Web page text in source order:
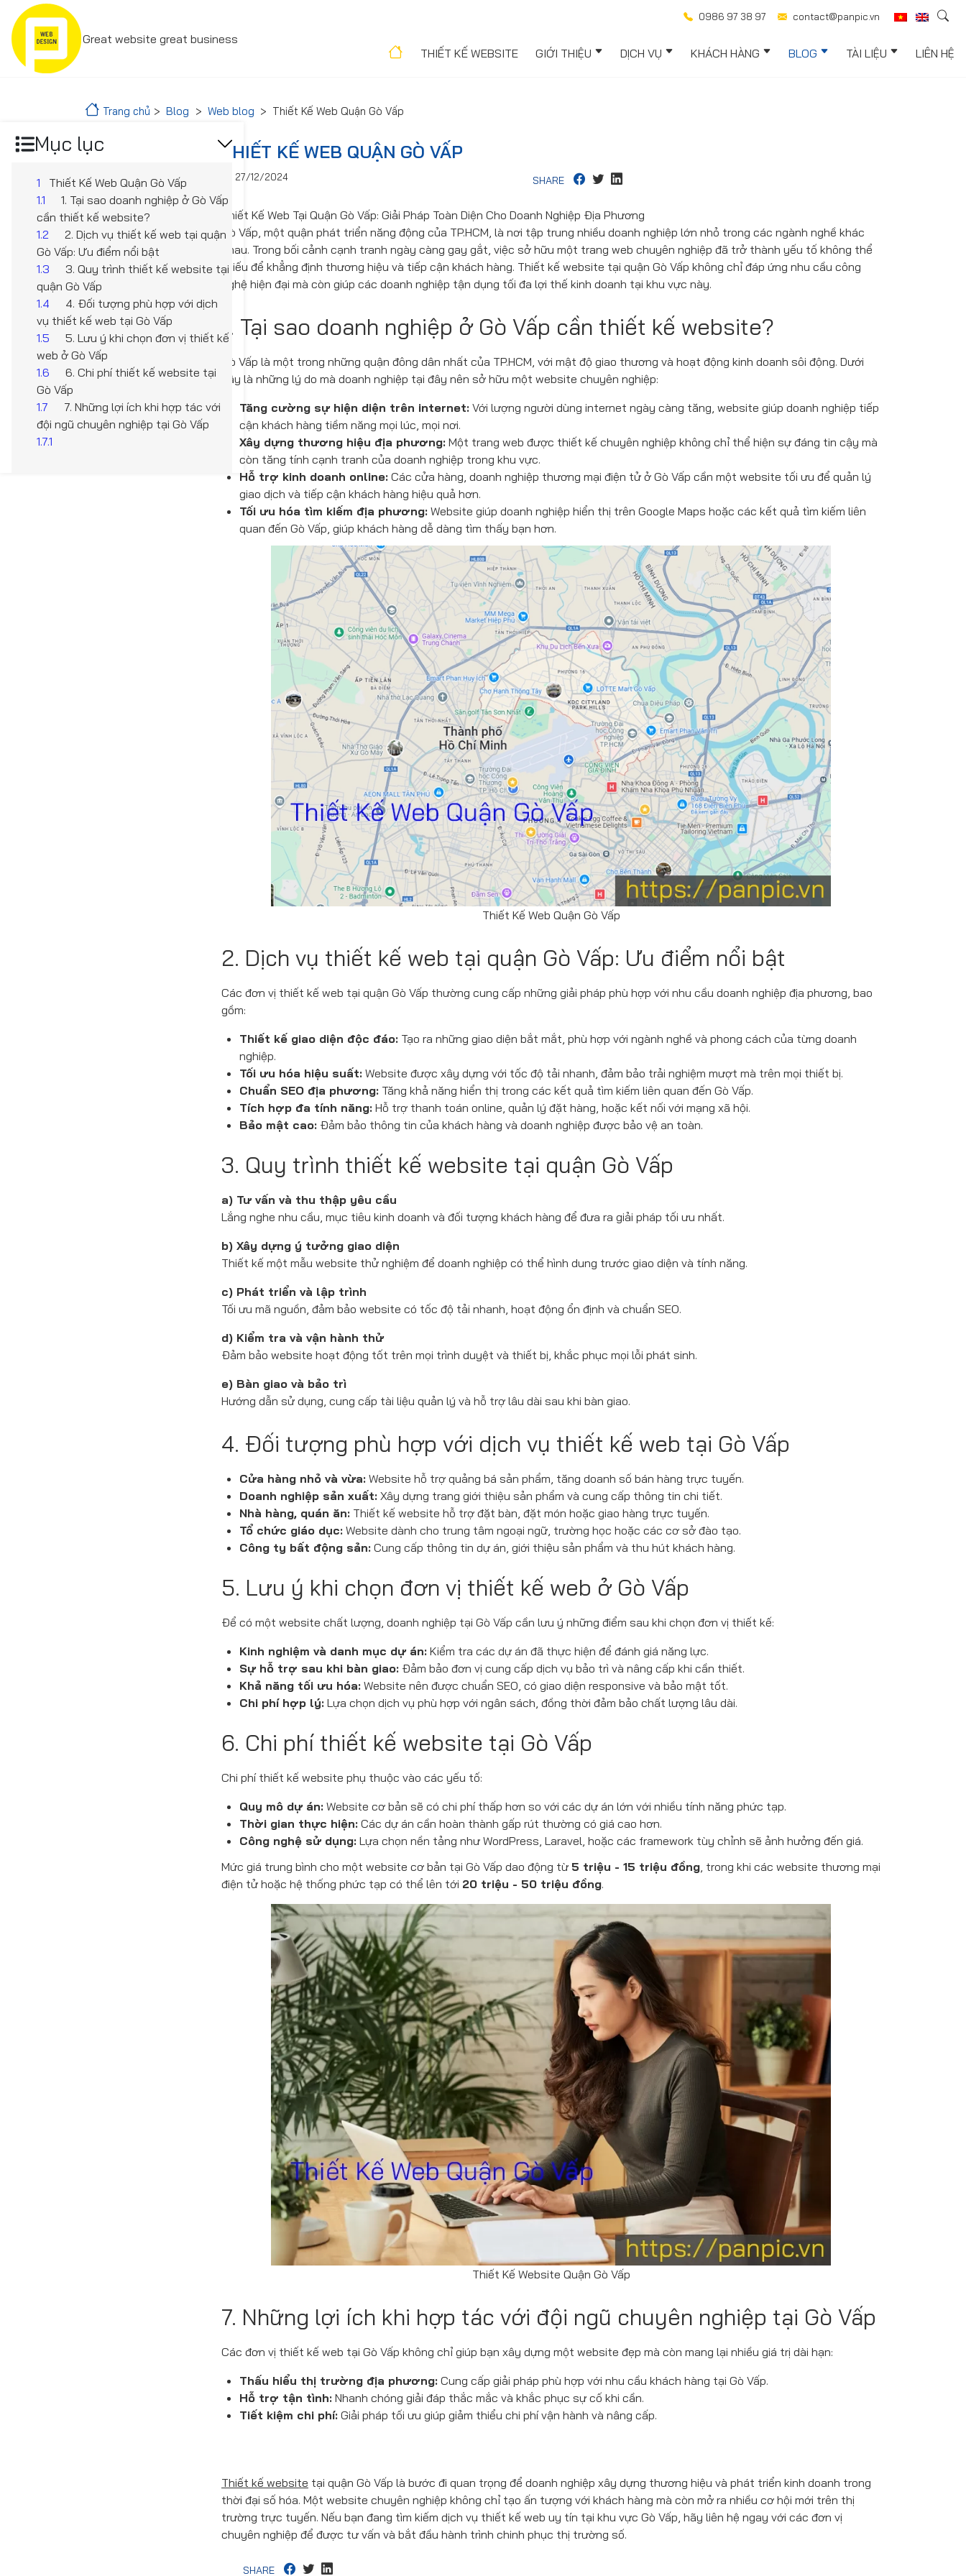
Great website great business
0986 97 38 97 contact@panpic.vn
THIẾT KẾ WEBSITE GIỚI THIỆU DỊCH VỤ KHÁCH HÀNG BLOG TÀI LIỆU LIÊN HỆ
Trang chủ Blog Web blog Thiết Kế Web Quận Gò Vấp
THIẾT KẾ WEB QUẬN GÒ VẤP
27/12/2024 SHARE
Thiết Kế Web Tại Quận Gò Vấp: Giải Pháp Toàn Diện Cho Doanh Nghiệp Địa Phương
Gò Vấp, một quận phát triển năng động của TP.HCM, là nơi tập trung nhiều doanh nghiệp lớn nhỏ trong các ngành nghề khác
nhau. Trong bối cảnh cạnh tranh ngày càng gay gắt, việc sở hữu một trang web chuyên nghiệp đã trở thành yếu tố không thể
thiếu để khẳng định thương hiệu và tiếp cận khách hàng. Thiết kế website tại quận Gò Vấp không chỉ đáp ứng nhu cầu công
nghệ hiện đại mà còn giúp các doanh nghiệp tận dụng tối đa lợi thế kinh doanh tại khu vực này.
1. Tại sao doanh nghiệp ở Gò Vấp cần thiết kế website?
Gò Vấp là một trong những quận đông dân nhất của TP.HCM, với mật độ giao thương và hoạt động kinh doanh sôi động. Dưới
đây là những lý do mà doanh nghiệp tại đây nên sở hữu một website chuyên nghiệp:
Tăng cường sự hiện diện trên internet: Với lượng người dùng internet ngày càng tăng, website giúp doanh nghiệp tiếp
cận khách hàng tiềm năng mọi lúc, mọi nơi.
Xây dựng thương hiệu địa phương: Một trang web được thiết kế chuyên nghiệp không chỉ thể hiện sự đáng tin cậy mà
còn tăng tính cạnh tranh của doanh nghiệp trong khu vực.
Hỗ trợ kinh doanh online: Các cửa hàng, doanh nghiệp thương mại điện tử ở Gò Vấp cần một website tối ưu để quản lý
giao dịch và tiếp cận khách hàng hiệu quả hơn.
Tối ưu hóa tìm kiếm địa phương: Website giúp doanh nghiệp hiển thị trên Google Maps hoặc các kết quả tìm kiếm liên
quan đến Gò Vấp, giúp khách hàng dễ dàng tìm thấy bạn hơn.
Thiết Kế Web Quận Gò Vấp
2. Dịch vụ thiết kế web tại quận Gò Vấp: Ưu điểm nổi bật
Các đơn vị thiết kế web tại quận Gò Vấp thường cung cấp những giải pháp phù hợp với nhu cầu doanh nghiệp địa phương, bao
gồm:
Thiết kế giao diện độc đáo: Tạo ra những giao diện bắt mắt, phù hợp với ngành nghề và phong cách của từng doanh
nghiệp.
Tối ưu hóa hiệu suất: Website được xây dựng với tốc độ tải nhanh, đảm bảo trải nghiệm mượt mà trên mọi thiết bị.
Chuẩn SEO địa phương: Tăng khả năng hiển thị trong các kết quả tìm kiếm liên quan đến Gò Vấp.
Tích hợp đa tính năng: Hỗ trợ thanh toán online, quản lý đặt hàng, hoặc kết nối với mạng xã hội.
Bảo mật cao: Đảm bảo thông tin của khách hàng và doanh nghiệp được bảo vệ an toàn.
3. Quy trình thiết kế website tại quận Gò Vấp
a) Tư vấn và thu thập yêu cầu
Lắng nghe nhu cầu, mục tiêu kinh doanh và đối tượng khách hàng để đưa ra giải pháp tối ưu nhất.
b) Xây dựng ý tưởng giao diện
Thiết kế một mẫu website thử nghiệm để doanh nghiệp có thể hình dung trước giao diện và tính năng.
c) Phát triển và lập trình
Tối ưu mã nguồn, đảm bảo website có tốc độ tải nhanh, hoạt động ổn định và chuẩn SEO.
d) Kiểm tra và vận hành thử
Đảm bảo website hoạt động tốt trên mọi trình duyệt và thiết bị, khắc phục mọi lỗi phát sinh.
e) Bàn giao và bảo trì
Hướng dẫn sử dụng, cung cấp tài liệu quản lý và hỗ trợ lâu dài sau khi bàn giao.
4. Đối tượng phù hợp với dịch vụ thiết kế web tại Gò Vấp
Cửa hàng nhỏ và vừa: Website hỗ trợ quảng bá sản phẩm, tăng doanh số bán hàng trực tuyến.
Doanh nghiệp sản xuất: Xây dựng trang giới thiệu sản phẩm và cung cấp thông tin chi tiết.
Nhà hàng, quán ăn: Thiết kế website hỗ trợ đặt bàn, đặt món hoặc giao hàng trực tuyến.
Tổ chức giáo dục: Website dành cho trung tâm ngoại ngữ, trường học hoặc các cơ sở đào tạo.
Công ty bất động sản: Cung cấp thông tin dự án, giới thiệu sản phẩm và thu hút khách hàng.
5. Lưu ý khi chọn đơn vị thiết kế web ở Gò Vấp
Để có một website chất lượng, doanh nghiệp tại Gò Vấp cần lưu ý những điểm sau khi chọn đơn vị thiết kế:
Kinh nghiệm và danh mục dự án: Kiểm tra các dự án đã thực hiện để đánh giá năng lực.
Sự hỗ trợ sau khi bàn giao: Đảm bảo đơn vị cung cấp dịch vụ bảo trì và nâng cấp khi cần thiết.
Khả năng tối ưu hóa: Website nên được chuẩn SEO, có giao diện responsive và bảo mật tốt.
Chi phí hợp lý: Lựa chọn dịch vụ phù hợp với ngân sách, đồng thời đảm bảo chất lượng lâu dài.
6. Chi phí thiết kế website tại Gò Vấp
Chi phí thiết kế website phụ thuộc vào các yếu tố:
Quy mô dự án: Website cơ bản sẽ có chi phí thấp hơn so với các dự án lớn với nhiều tính năng phức tạp.
Thời gian thực hiện: Các dự án cần hoàn thành gấp rút thường có giá cao hơn.
Công nghệ sử dụng: Lựa chọn nền tảng như WordPress, Laravel, hoặc các framework tùy chỉnh sẽ ảnh hưởng đến giá.
Mức giá trung bình cho một website cơ bản tại Gò Vấp dao động từ 5 triệu - 15 triệu đồng, trong khi các website thương mại
điện tử hoặc hệ thống phức tạp có thể lên tới 20 triệu - 50 triệu đồng.
Thiết Kế Website Quận Gò Vấp
7. Những lợi ích khi hợp tác với đội ngũ chuyên nghiệp tại Gò Vấp
Các đơn vị thiết kế web tại Gò Vấp không chỉ giúp bạn xây dựng một website đẹp mà còn mang lại nhiều giá trị dài hạn:
Thấu hiểu thị trường địa phương: Cung cấp giải pháp phù hợp với nhu cầu khách hàng tại Gò Vấp.
Hỗ trợ tận tình: Nhanh chóng giải đáp thắc mắc và khắc phục sự cố khi cần.
Tiết kiệm chi phí: Giải pháp tối ưu giúp giảm thiểu chi phí vận hành và nâng cấp.
Thiết kế website tại quận Gò Vấp là bước đi quan trọng để doanh nghiệp xây dựng thương hiệu và phát triển kinh doanh trong
thời đại số hóa. Một website chuyên nghiệp không chỉ tạo ấn tượng với khách hàng mà còn mở ra nhiều cơ hội mới trên thị
trường trực tuyến. Nếu bạn đang tìm kiếm dịch vụ thiết kế web uy tín tại khu vực Gò Vấp, hãy liên hệ ngay với các đơn vị
chuyên nghiệp để được tư vấn và bắt đầu hành trình chinh phục thị trường số.
SHARE
Mục lục
1
Thiết Kế Web Quận Gò Vấp
1.1
1. Tại sao doanh nghiệp ở Gò Vấp
cần thiết kế website?
1.2
2. Dịch vụ thiết kế web tại quận
Gò Vấp: Ưu điểm nổi bật
1.3
3. Quy trình thiết kế website tại
quận Gò Vấp
1.4
4. Đối tượng phù hợp với dịch
vụ thiết kế web tại Gò Vấp
1.5
5. Lưu ý khi chọn đơn vị thiết kế
web ở Gò Vấp
1.6
6. Chi phí thiết kế website tại
Gò Vấp
1.7
7. Những lợi ích khi hợp tác với
đội ngũ chuyên nghiệp tại Gò Vấp
1.7.1